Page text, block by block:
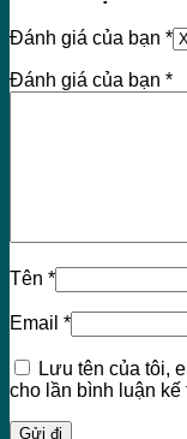
Đánh giá của bạn *
Đánh giá của bạn *
Tên *
Email *
Lưu tên của tôi,
cho lần bình luận kế